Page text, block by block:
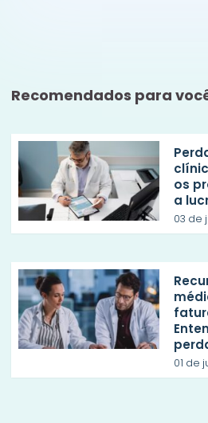
Recomendados para
os
a
03 de
01 de